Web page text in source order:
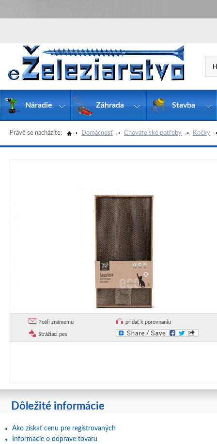
Právě se nacházíte: Domácnosť Chovatelské potřeby Kočky
Pošli známemu pridať k porovnaniu
Strážiaci pes
Dôležité informácie
Ako získať cenu pre registrovaných
Informácie o doprave tovaru
Náradie Záhrada Stavba